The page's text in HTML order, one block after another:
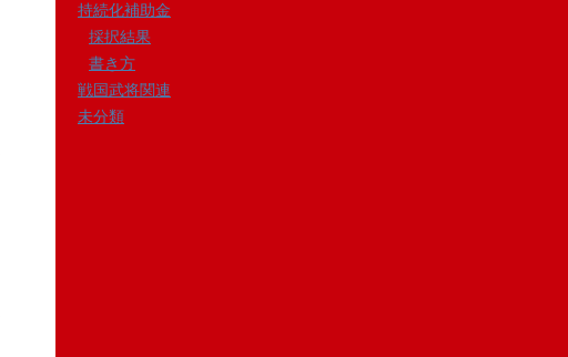
持続化補助金
採択結果
書き方
戦国武将関連
未分類